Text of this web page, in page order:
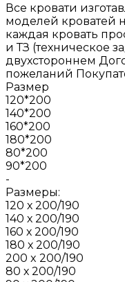
Все кровати
моделей кроватей
каждая кровать
и ТЗ (техническое
двухстороннем
пожеланий
Размер
120*200
140*200
160*200
180*200
80*200
90*200
-
Размеры:
120 х 200/190
140 х 200/190
160 х 200/190
180 х 200/190
200 x 200/190
80 х 200/190